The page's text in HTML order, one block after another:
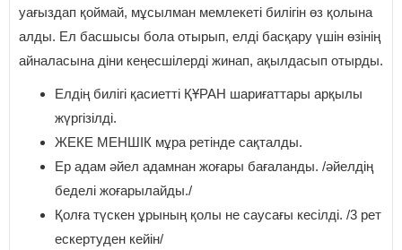
уағыздап қоймай, мұсылман мемлекеті билігін өз қолына
алды. Ел басшысы бола отырып, елді басқару үшін өзінің
айналасына діни кеңесшілерді жинап, ақылдасып отырды.
Елдің билігі қасиетті ҚҰРАН шариғаттары арқылы
жүргізілді.
ЖЕКЕ МЕНШІК мұра ретінде сақталды.
Ер адам әйел адамнан жоғары бағаланды. /әйелдің
беделі жоғарылайды./
Қолға түскен ұрының қолы не саусағы кесілді. /3 рет
ескертуден кейін/